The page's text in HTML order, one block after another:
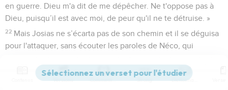
en guerre. Dieu m'a dit de me dépêcher. Ne t'oppose pas à
Dieu, puisqu’il est avec moi, de peur qu'il ne te détruise. »
22 Mais Josias ne s’écarta pas de son chemin et il se déguisa
pour l'attaquer, sans écouter les paroles de Néco, qui
vallée de Meguiddo.
Versions Commentaires Strong